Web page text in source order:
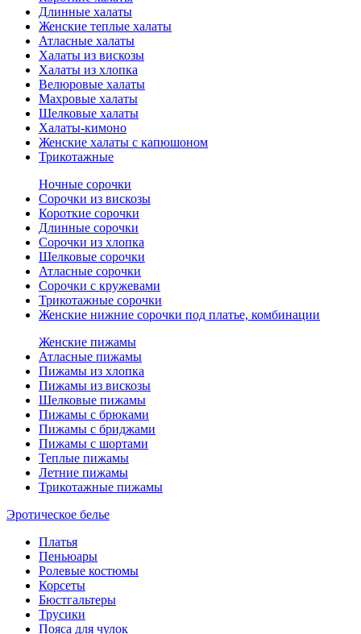
Длинные халаты
Женские теплые халаты
Атласные халаты
Халаты из вискозы
Халаты из хлопка
Велюровые халаты
Махровые халаты
Шелковые халаты
Халаты-кимоно
Женские халаты с капюшоном
Трикотажные
Ночные сорочки
Сорочки из вискозы
Короткие сорочки
Длинные сорочки
Сорочки из хлопка
Шелковые сорочки
Атласные сорочки
Сорочки с кружевами
Трикотажные сорочки
Женские нижние сорочки под платье, комбинации
Женские пижамы
Атласные пижамы
Пижамы из хлопка
Пижамы из вискозы
Шелковые пижамы
Пижамы с брюками
Пижамы с бриджами
Пижамы с шортами
Теплые пижамы
Летние пижамы
Трикотажные пижамы
Эротическое белье
Платья
Пеньюары
Ролевые костюмы
Корсеты
Бюстгальтеры
Трусики
Пояса для чулок